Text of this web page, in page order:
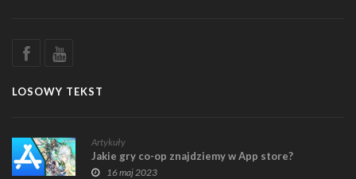
LOSOWY TEKST
Artykuły
Jakie gry co-op znajdziemy w App store?
16 maj 2023